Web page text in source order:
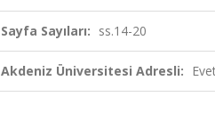
Sayfa Sayıları: ss.14-20
Akdeniz Üniversitesi Adresli: